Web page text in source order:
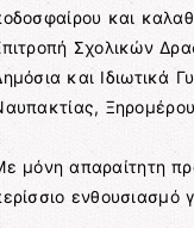
και
Σχολικών
και Ιδιωτικά
μόνη απαραίτητη
ενθουσιασμό